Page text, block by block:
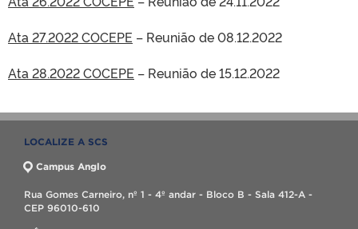
Ata 27.2022 COCEPE – Reunião de 08.12.2022
Ata 28.2022 COCEPE – Reunião de 15.12.2022
LOCALIZE A SCS
Campus Anglo
Rua Gomes Carneiro, nº 1 - 4º andar - Bloco B - Sala 412-A -
CEP 96010-610